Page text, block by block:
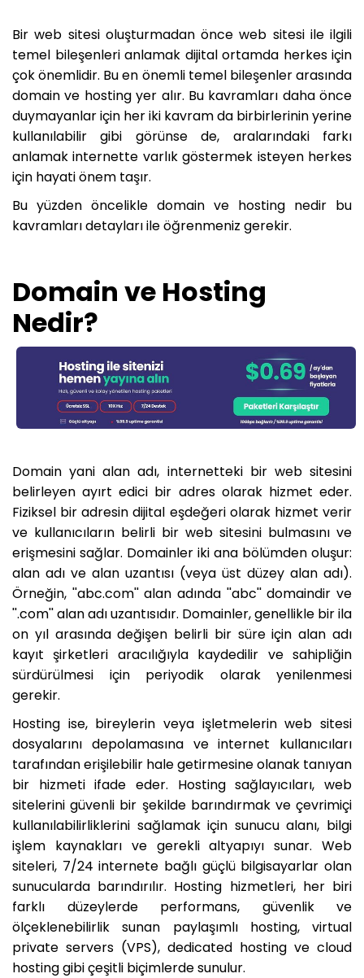
Bir web sitesi oluşturmadan önce web sitesi ile ilgili
temel bileşenleri anlamak dijital ortamda herkes için
çok önemlidir. Bu en önemli temel bileşenler arasında
domain ve hosting yer alır. Bu kavramları daha önce
duymayanlar için her iki kavram da birbirlerinin yerine
kullanılabilir gibi görünse de, aralarındaki farkı
anlamak internette varlık göstermek isteyen herkes
için hayati önem taşır.
Bu yüzden öncelikle domain ve hosting nedir bu
kavramları detayları ile öğrenmeniz gerekir.
Domain ve Hosting
Nedir?
Domain yani alan adı, internetteki bir web sitesini
belirleyen ayırt edici bir adres olarak hizmet eder.
Fiziksel bir adresin dijital eşdeğeri olarak hizmet verir
ve kullanıcıların belirli bir web sitesini bulmasını ve
erişmesini sağlar. Domainler iki ana bölümden oluşur:
alan adı ve alan uzantısı (veya üst düzey alan adı).
Örneğin, ''abc.com'' alan adında ''abc'' domaindir ve
''.com'' alan adı uzantısıdır. Domainler, genellikle bir ila
on yıl arasında değişen belirli bir süre için alan adı
kayıt şirketleri aracılığıyla kaydedilir ve sahipliğin
sürdürülmesi için periyodik olarak yenilenmesi
gerekir.
Hosting ise, bireylerin veya işletmelerin web sitesi
dosyalarını depolamasına ve internet kullanıcıları
tarafından erişilebilir hale getirmesine olanak tanıyan
bir hizmeti ifade eder. Hosting sağlayıcıları, web
sitelerini güvenli bir şekilde barındırmak ve çevrimiçi
kullanılabilirliklerini sağlamak için sunucu alanı, bilgi
işlem kaynakları ve gerekli altyapıyı sunar. Web
siteleri, 7/24 internete bağlı güçlü bilgisayarlar olan
sunucularda barındırılır. Hosting hizmetleri, her biri
farklı düzeylerde performans, güvenlik ve
ölçeklenebilirlik sunan paylaşımlı hosting, virtual
private servers (VPS), dedicated hosting ve cloud
hosting gibi çeşitli biçimlerde sunulur.